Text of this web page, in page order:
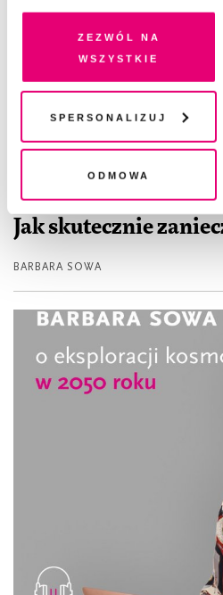
pokrewne, zgadzasz się na
na Twoim urządzeniu
przetwarzanie danych. Zgodę
chwili wycofać lub ponowić w
plików cookie". Wycofanie
legalność przetwarzania danych
Zezwól na
wszystkie
Spersonalizuj
Odmowa
STUDIUM
Jak skutecznie
BARBARA SOWA